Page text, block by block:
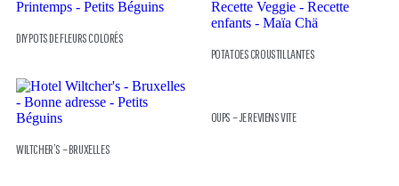
DIY POTS DE FLEURS COLORÉS
POTATOES CROUSTILLANTES
WILTCHER’S – BRUXELLES
OUPS – JE REVIENS VITE